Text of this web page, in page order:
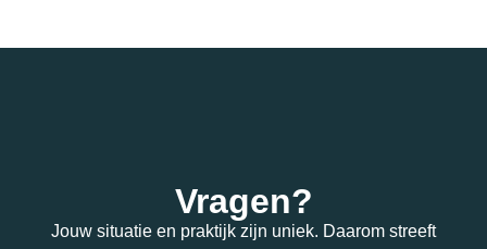
Vragen?
Jouw situatie en praktijk zijn uniek. Daarom streeft